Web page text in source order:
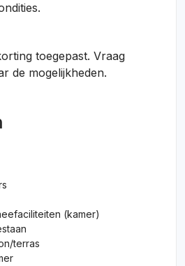
toegepast. Vraag
de mogelijkheden.
(kamer)
terras